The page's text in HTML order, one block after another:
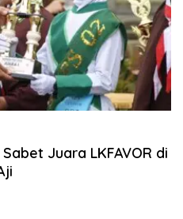
Juara LKFAVOR di